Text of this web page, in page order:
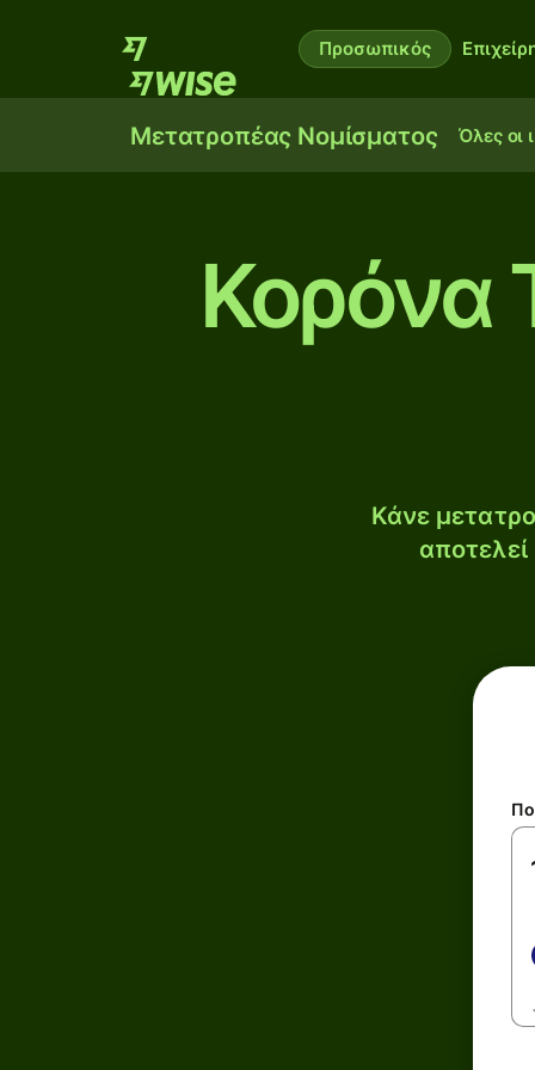
Προσωπικός
Μετατροπέας Νομίσματος Όλες οι
Κορόνα
Κάνε